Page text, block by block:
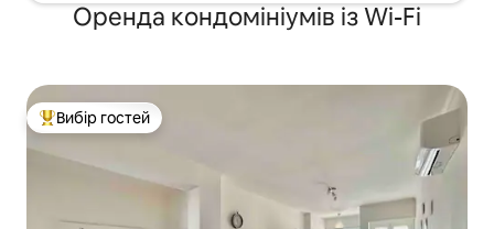
Оренда кондомініумів із Wi-Fi
Топ вибір гостей
Вибір гостей